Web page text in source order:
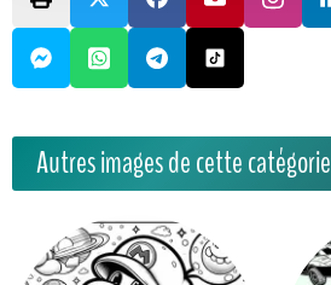
Autres images de cette catégorie